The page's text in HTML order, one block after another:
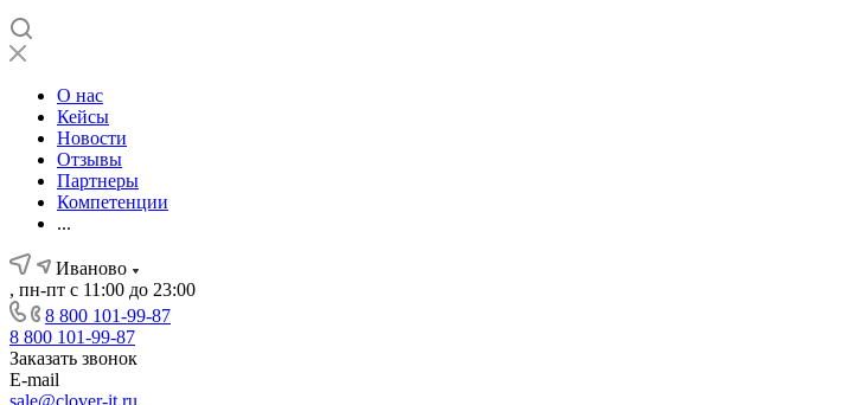
О нас
Кейсы
Новости
Отзывы
Партнеры
Компетенции
...
Иваново
, пн-пт с 11:00 до 23:00
8 800 101-99-87
8 800 101-99-87
Заказать звонок
E-mail
sale@clover-it.ru